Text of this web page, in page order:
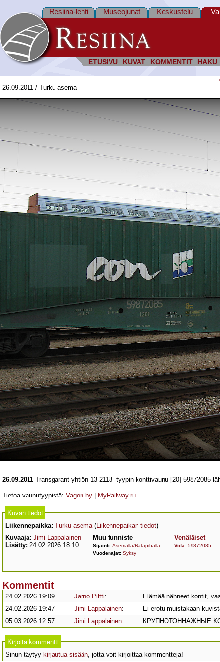
ETUSIVU KUVAT KOMMENTIT HAKU
Resiina-lehti Museojunat Keskustelu
26.09.2011 / Turku asema
26.09.2011 Transgarant-yhtiön 13-2118 -tyypin konttivaunu [20] 59872085
Tietoa vaunutyypistä: Vagon.by MyRailway.ru
Kuvan tiedot
Liikennepaikka: Turku asema ( Liikennepaikan tiedot)
Kuvaaja: Jimi Lappalainen
Lisätty: 24.02.2026 18:10
Muu tunniste
Sijainti: Asemalla/Ratapihalla
Vuodenajat: Syksy
Venäläiset
Vofa: 59872085
Kommentit
24.02.2026 19:09 Jarno Piltti:
Elämää nähneet kontit,
24.02.2026 19:47
Jimi Lappalainen:
Ei erotu muistakaan
05.03.2026 12:57
Jimi Lappalainen: КРУПНОТОННАЖНЫЕ
Kirjoita kommentti
Sinun täytyy kirjautua sisään, jotta voit kirjoittaa kommentteja!